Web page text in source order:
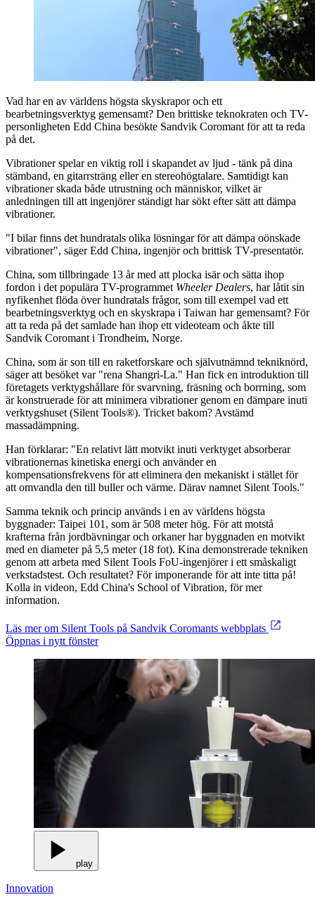
Vad har en av världens högsta skyskrapor och ett
bearbetningsverktyg gemensamt? Den brittiske teknokraten och TV-
personligheten Edd China besökte Sandvik Coromant för att ta reda
på det.
Vibrationer spelar en viktig roll i skapandet av ljud - tänk på dina
stämband, en gitarrsträng eller en stereohögtalare. Samtidigt kan
vibrationer skada både utrustning och människor, vilket är
anledningen till att ingenjörer ständigt har sökt efter sätt att dämpa
vibrationer.
"I bilar finns det hundratals olika lösningar för att dämpa oönskade
vibrationer", säger Edd China, ingenjör och brittisk TV-presentatör.
China, som tillbringade 13 år med att plocka isär och sätta ihop
fordon i det populära TV-programmet Wheeler Dealers, har låtit sin
nyfikenhet flöda över hundratals frågor, som till exempel vad ett
bearbetningsverktyg och en skyskrapa i Taiwan har gemensamt? För
att ta reda på det samlade han ihop ett videoteam och åkte till
Sandvik Coromant i Trondheim, Norge.
China, som är son till en raketforskare och självutnämnd tekniknörd,
säger att besöket var "rena Shangri-La." Han fick en introduktion till
företagets verktygshållare för svarvning, fräsning och borrning, som
är konstruerade för att minimera vibrationer genom en dämpare inuti
verktygshuset (Silent Tools®). Tricket bakom? Avstämd
massadämpning.
Han förklarar: "En relativt lätt motvikt inuti verktyget absorberar
vibrationernas kinetiska energi och använder en
kompensationsfrekvens för att eliminera den mekaniskt i stället för
att omvandla den till buller och värme. Därav namnet Silent Tools."
Samma teknik och princip används i en av världens högsta
byggnader: Taipei 101, som är 508 meter hög. För att motstå
krafterna från jordbävningar och orkaner har byggnaden en motvikt
med en diameter på 5,5 meter (18 fot). Kina demonstrerade tekniken
genom att arbeta med Silent Tools FoU-ingenjörer i ett småskaligt
verkstadstest. Och resultatet? För imponerande för att inte titta på!
Kolla in videon, Edd China's School of Vibration, för mer
information.
Läs mer om Silent Tools på Sandvik Coromants webbplats
Öppnas i nytt fönster
play
Innovation